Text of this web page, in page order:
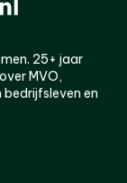
25+ jaar
MVO,
en